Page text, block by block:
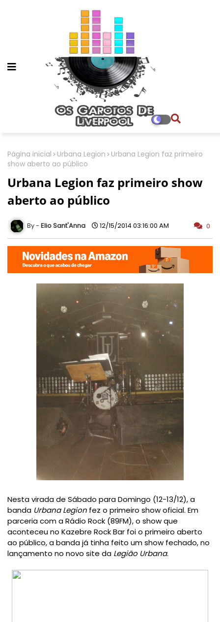
Página inicial Urbana Legion
Urbana Legion faz primeiro
show aberto ao público
Urbana Legion faz primeiro show
aberto ao público
Elio Sant'Anna 12/15/2014 03:16:00 AM 0
Nesta virada de Sábado para Domingo (12-13/12), a
banda Urbana Legion fez o primeiro show oficial. Em
parceria com a Rádio Rock (89FM), o show que
aconteceu no Kazebre Rock Bar foi o primeiro aberto
ao público, a banda já tinha feito um show fechado, no
lançamento no novo site da Legião Urbana.